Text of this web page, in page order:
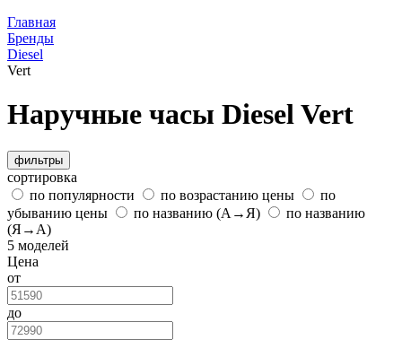
Главная
Бренды
Diesel
Vert
Наручные часы Diesel Vert
фильтры
сортировка
по популярности
по возрастанию цены
по
убыванию цены
по названию (А→Я)
по названию
(Я→А)
5 моделей
Цена
от
до